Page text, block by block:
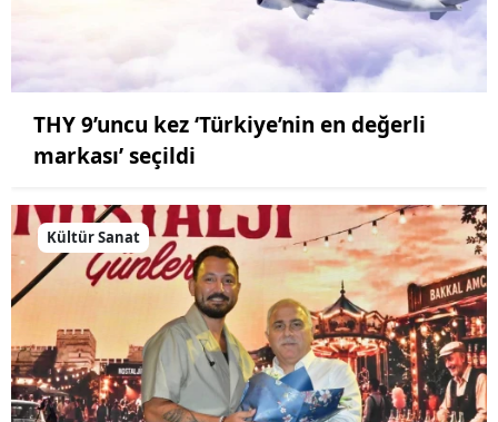
THY 9’uncu kez ‘Türkiye’nin en değerli
markası’ seçildi
Kültür Sanat